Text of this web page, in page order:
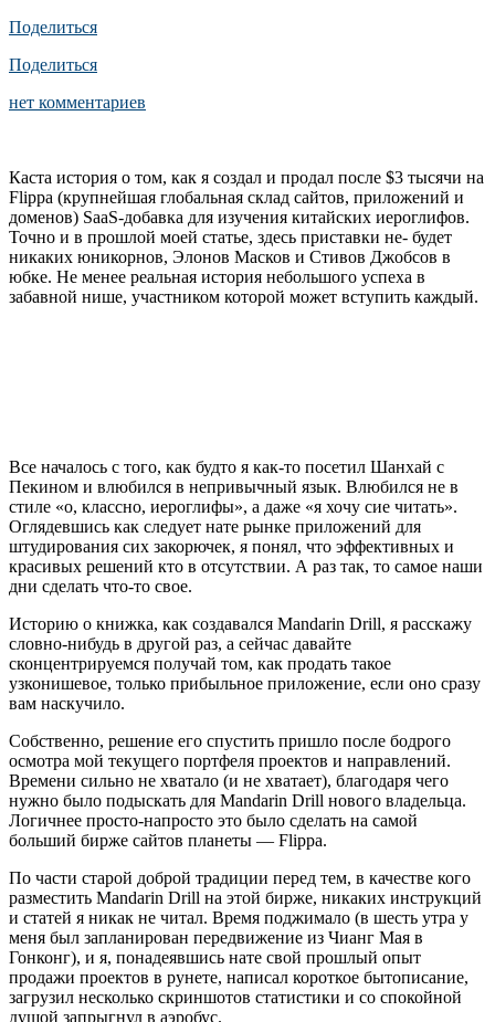
Поделиться
Поделиться
нет комментариев
Каста история о том, как я создал и продал после $3 тысячи на
Flippa (крупнейшая глобальная склад сайтов, приложений и
доменов) SaaS-добавка для изучения китайских иероглифов.
Точно и в прошлой моей статье, здесь приставки не- будет
никаких юникорнов, Элонов Масков и Стивов Джобсов в
юбке. Не менее реальная история небольшого успеха в
забавной нише, участником которой может вступить каждый.
Все началось с того, как будто я как-то посетил Шанхай с
Пекином и влюбился в непривычный язык. Влюбился не в
стиле «о, классно, иероглифы», а даже «я хочу сие читать».
Оглядевшись как следует нате рынке приложений для
штудирования сих закорючек, я понял, что эффективных и
красивых решений кто в отсутствии. А раз так, то самое наши
дни сделать что-то свое.
Историю о книжка, как создавался Mandarin Drill, я расскажу
словно-нибудь в другой раз, а сейчас давайте
сконцентрируемся получай том, как продать такое
узконишевое, только прибыльное приложение, если оно сразу
вам наскучило.
Собственно, решение его спустить пришло после бодрого
осмотра мой текущего портфеля проектов и направлений.
Времени сильно не хватало (и не хватает), благодаря чего
нужно было подыскать для Mandarin Drill нового владельца.
Логичнее просто-напросто это было сделать на самой
больший бирже сайтов планеты — Flippa.
По части старой доброй традиции перед тем, в качестве кого
разместить Mandarin Drill на этой бирже, никаких инструкций
и статей я никак не читал. Время поджимало (в шесть утра у
меня был запланирован передвижение из Чианг Мая в
Гонконг), и я, понадеявшись нате свой прошлый опыт
продажи проектов в рунете, написал короткое бытописание,
загрузил несколько скриншотов статистики и со спокойной
душой запрыгнул в аэробус.